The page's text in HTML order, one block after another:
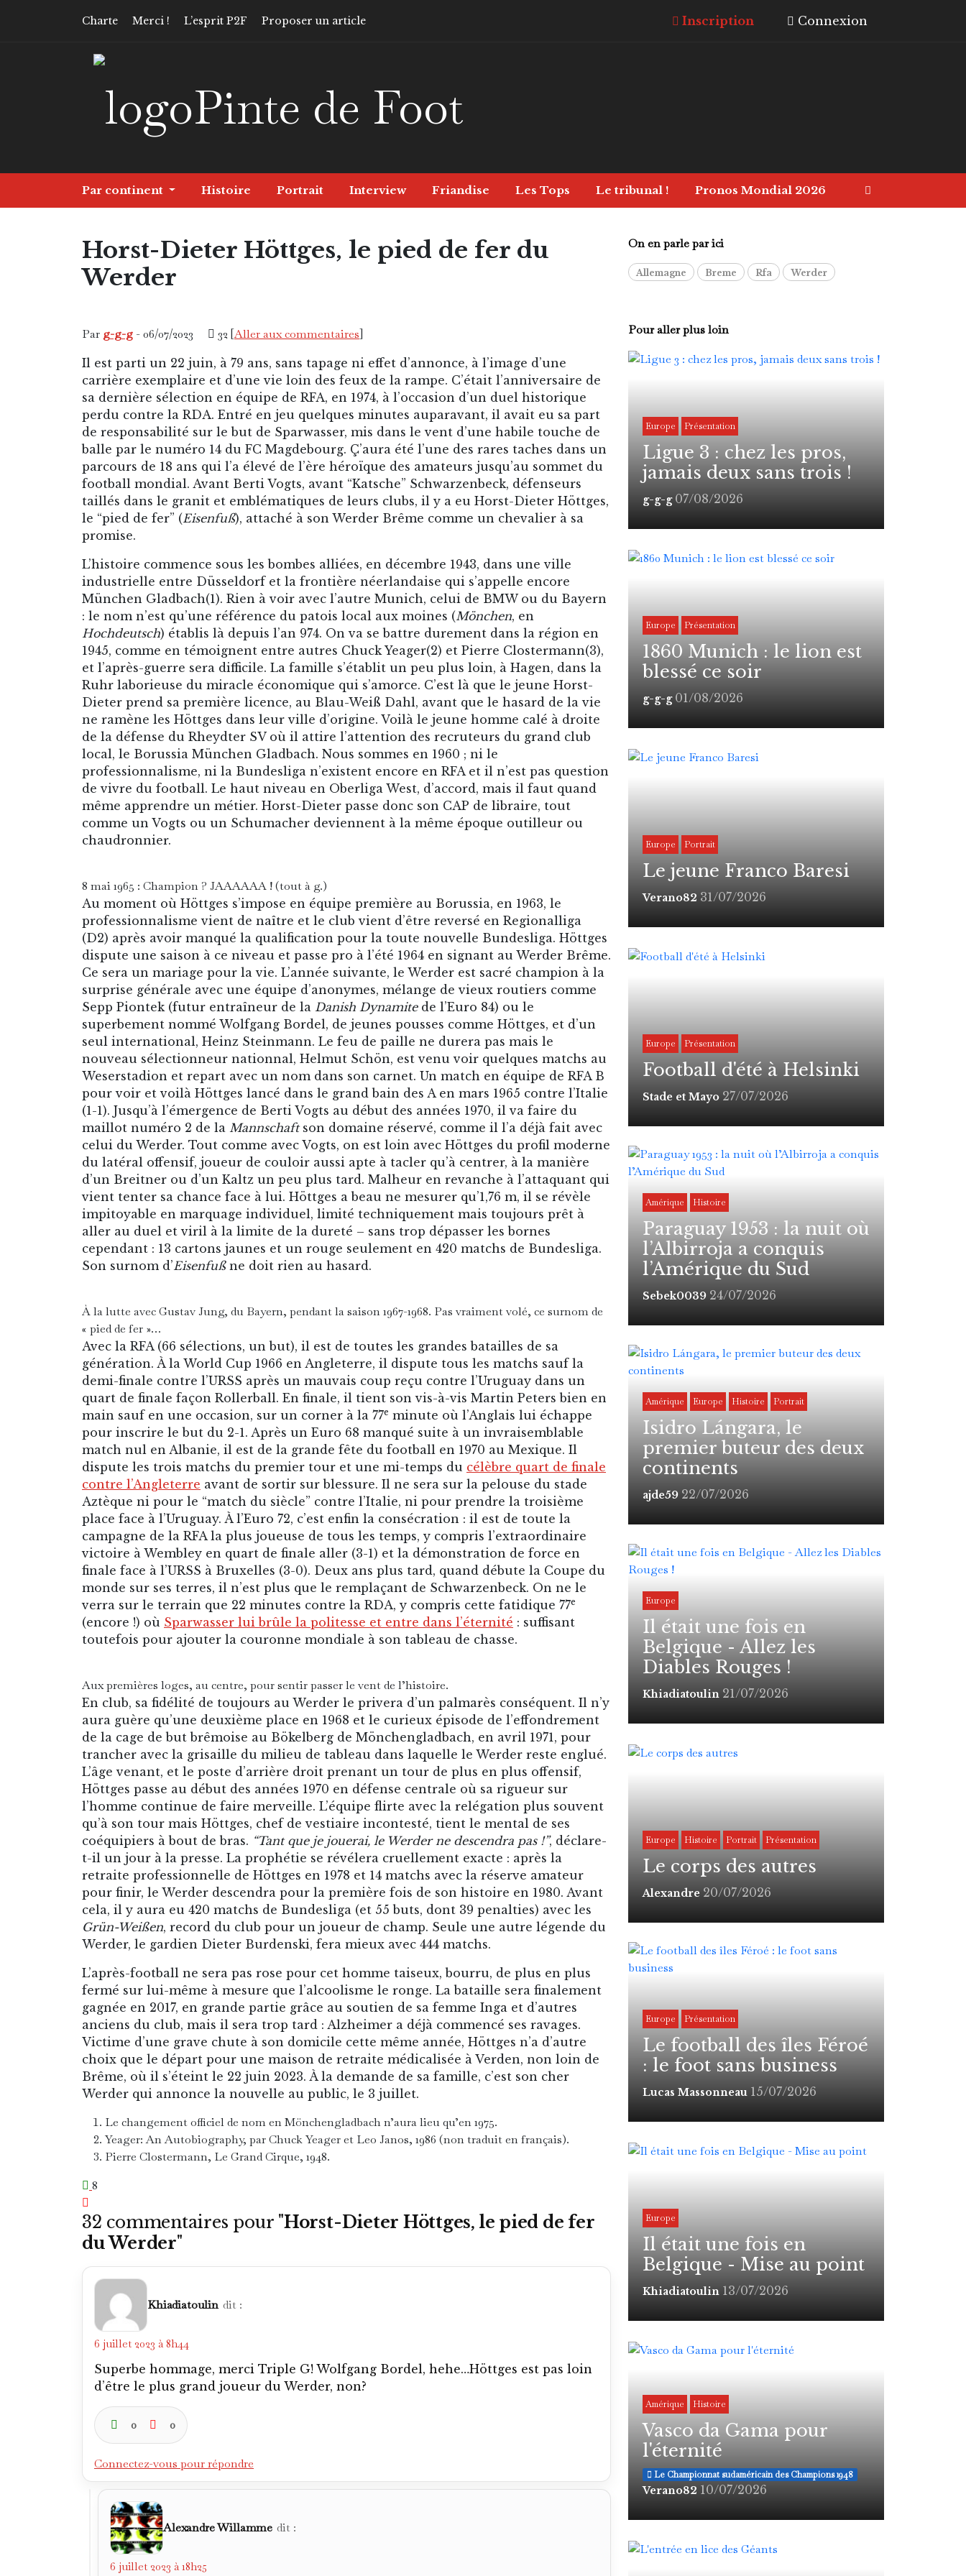
Charte Merci ! L’esprit P2F Proposer un article Inscription Connexion
Pinte de Foot
Par continent Histoire Portrait Interview Friandise Les Tops Le tribunal ! Pronos Mondial 2026
Horst-Dieter Höttges, le pied de fer du
Werder
Europe Histoire
Par g-g-g - 06/07/2023 32 [Aller aux commentaires]
Il est parti un 22 juin, à 79 ans, sans tapage ni effet d’annonce, à l’image d’une
carrière exemplaire et d’une vie loin des feux de la rampe. C’était l’anniversaire de
sa dernière sélection en équipe de RFA, en 1974, à l’occasion d’un duel historique
perdu contre la RDA. Entré en jeu quelques minutes auparavant, il avait eu sa part
de responsabilité sur le but de Sparwasser, mis dans le vent d’une habile touche de
balle par le numéro 14 du FC Magdebourg. Ç’aura été l’une des rares taches dans un
parcours de 18 ans qui l’a élevé de l’ère héroïque des amateurs jusqu’au sommet du
football mondial. Avant Berti Vogts, avant “Katsche” Schwarzenbeck, défenseurs
taillés dans le granit et emblématiques de leurs clubs, il y a eu Horst-Dieter Höttges,
le “pied de fer” (Eisenfuß), attaché à son Werder Brême comme un chevalier à sa
promise.
L’histoire commence sous les bombes alliées, en décembre 1943, dans une ville
industrielle entre Düsseldorf et la frontière néerlandaise qui s’appelle encore
München Gladbach(1). Rien à voir avec l’autre Munich, celui de BMW ou du Bayern
: le nom n’est qu’une référence du patois local aux moines (Mönchen, en
Hochdeutsch) établis là depuis l’an 974. On va se battre durement dans la région en
1945, comme en témoignent entre autres Chuck Yeager(2) et Pierre Clostermann(3),
et l’après-guerre sera difficile. La famille s’établit un peu plus loin, à Hagen, dans la
Ruhr laborieuse du miracle économique qui s’amorce. C’est là que le jeune Horst-
Dieter prend sa première licence, au Blau-Weiß Dahl, avant que le hasard de la vie
ne ramène les Höttges dans leur ville d’origine. Voilà le jeune homme calé à droite
de la défense du Rheydter SV où il attire l’attention des recruteurs du grand club
local, le Borussia München Gladbach. Nous sommes en 1960 ; ni le
professionnalisme, ni la Bundesliga n’existent encore en RFA et il n’est pas question
de vivre du football. Le haut niveau en Oberliga West, d’accord, mais il faut quand
même apprendre un métier. Horst-Dieter passe donc son CAP de libraire, tout
comme un Vogts ou un Schumacher deviennent à la même époque outilleur ou
chaudronnier.
8 mai 1965 : Champion ? JAAAAAA ! (tout à g.)
Au moment où Höttges s’impose en équipe première au Borussia, en 1963, le
professionnalisme vient de naître et le club vient d’être reversé en Regionalliga
(D2) après avoir manqué la qualification pour la toute nouvelle Bundesliga. Höttges
dispute une saison à ce niveau et passe pro à l’été 1964 en signant au Werder Brême.
Ce sera un mariage pour la vie. L’année suivante, le Werder est sacré champion à la
surprise générale avec une équipe d’anonymes, mélange de vieux routiers comme
Sepp Piontek (futur entraîneur de la Danish Dynamitede l’Euro 84) ou le
superbement nommé Wolfgang Bordel, de jeunes pousses comme Höttges, et d’un
seul international, Heinz Steinmann. Le feu de paille ne durera pas mais le
nouveau sélectionneur nationnal, Helmut Schön, est venu voir quelques matchs au
Weserstadion et repart avec un nom dans son carnet. Un match en équipe de RFA B
pour voir et voilà Höttges lancé dans le grand bain des A en mars 1965 contre l’Italie
(1-1). Jusqu’à l’émergence de Berti Vogts au début des années 1970, il va faire du
maillot numéro 2 de la Mannschaft son domaine réservé, comme il l’a déjà fait avec
celui du Werder. Tout comme avec Vogts, on est loin avec Höttges du profil moderne
du latéral offensif, joueur de couloir aussi apte à tacler qu’à centrer, à la manière
d’un Breitner ou d’un Kaltz un peu plus tard. Malheur en revanche à l’attaquant qui
vient tenter sa chance face à lui. Höttges a beau ne mesurer qu’1,76 m, il se révèle
impitoyable en marquage individuel, limité techniquement mais toujours prêt à
aller au duel et viril à la limite de la dureté – sans trop dépasser les bornes
cependant : 13 cartons jaunes et un rouge seulement en 420 matchs de Bundesliga.
Son surnom d’Eisenfußne doit rien au hasard.
À la lutte avec Gustav Jung, du Bayern, pendant la saison 1967-1968. Pas vraiment volé, ce surnom de
« pied de fer »…
Avec la RFA (66 sélections, un but), il est de toutes les grandes batailles de sa
génération. À la World Cup 1966 en Angleterre, il dispute tous les matchs sauf la
demi-finale contre l’URSS après un mauvais coup reçu contre l’Uruguay dans un
quart de finale façon Rollerball. En finale, il tient son vis-à-vis Martin Peters bien en
main sauf en une occasion, sur un corner à la 77e minute où l’Anglais lui échappe
pour inscrire le but du 2-1. Après un Euro 68 manqué suite à un invraisemblable
match nul en Albanie, il est de la grande fête du football en 1970 au Mexique. Il
dispute les trois matchs du premier tour et une mi-temps du célèbre quart de finale
contre l’Angleterre avant de sortir sur blessure. Il ne sera sur la pelouse du stade
Aztèque ni pour le “match du siècle” contre l’Italie, ni pour prendre la troisième
place face à l’Uruguay. À l’Euro 72, c’est enfin la consécration : il est de toute la
campagne de la RFA la plus joueuse de tous les temps, y compris l’extraordinaire
victoire à Wembley en quart de finale aller (3-1) et la démonstration de force en
finale face à l’URSS à Bruxelles (3-0). Deux ans plus tard, quand débute la Coupe du
monde sur ses terres, il n’est plus que le remplaçant de Schwarzenbeck. On ne le
verra sur le terrain que 22 minutes contre la RDA, y compris cette fatidique 77e
(encore !) où Sparwasser lui brûle la politesse et entre dans l’éternité : suffisant
toutefois pour ajouter la couronne mondiale à son tableau de chasse.
Aux premières loges, au centre, pour sentir passer le vent de l’histoire.
En club, sa fidélité de toujours au Werder le privera d’un palmarès conséquent. Il n’y
aura guère qu’une deuxième place en 1968 et le curieux épisode de l’effondrement
de la cage de but brêmoise au Bökelberg de Mönchengladbach, en avril 1971, pour
trancher avec la grisaille du milieu de tableau dans laquelle le Werder reste englué.
L’âge venant, et le poste d’arrière droit prenant un tour de plus en plus offensif,
Höttges passe au début des années 1970 en défense centrale où sa rigueur sur
l’homme continue de faire merveille. L’équipe flirte avec la relégation plus souvent
qu’à son tour mais Höttges, chef de vestiaire incontesté, tient le mental de ses
coéquipiers à bout de bras. “Tant que je jouerai, le Werder ne descendra pas !”, déclare-
t-il un jour à la presse. La prophétie se révélera cruellement exacte : après la
retraite professionnelle de Höttges en 1978 et 14 matchs avec la réserve amateur
pour finir, le Werder descendra pour la première fois de son histoire en 1980. Avant
cela, il y aura eu 420 matchs de Bundesliga (et 55 buts, dont 39 penalties) avec les
Grün-Weißen, record du club pour un joueur de champ. Seule une autre légende du
Werder, le gardien Dieter Burdenski, fera mieux avec 444 matchs.
L’après-football ne sera pas rose pour cet homme taiseux, bourru, de plus en plus
fermé sur lui-même à mesure que l’alcoolisme le ronge. La bataille sera finalement
gagnée en 2017, en grande partie grâce au soutien de sa femme Inga et d’autres
anciens du club, mais il sera trop tard : Alzheimer a déjà commencé ses ravages.
Victime d’une grave chute à son domicile cette même année, Höttges n’a d’autre
choix que le départ pour une maison de retraite médicalisée à Verden, non loin de
Brême, où il s’éteint le 22 juin 2023. À la demande de sa famille, c’est son cher
Werder qui annonce la nouvelle au public, le 3 juillet.
Le changement officiel de nom en Mönchengladbach n’aura lieu qu’en 1975.
Yeager: An Autobiography, par Chuck Yeager et Leo Janos, 1986 (non traduit en français).
Pierre Clostermann, Le Grand Cirque, 1948.
8
32 commentaires pour "Horst-Dieter Höttges, le pied de fer
du Werder"
Khiadiatoulin dit :
6 juillet 2023 à 8h44
Superbe hommage, merci Triple G! Wolfgang Bordel, hehe…Höttges est pas loin
d’être le plus grand joueur du Werder, non?
0 0
Connectez-vous pour répondre
Alexandre Willamme dit :
6 juillet 2023 à 18h25
On en parle par ici
Allemagne Breme Rfa Werder
Pour aller plus loin
Europe Présentation
Ligue 3 : chez les pros,
jamais deux sans trois !
g-g-g 07/08/2026
Europe Présentation
1860 Munich : le lion est
blessé ce soir
g-g-g 01/08/2026
Europe Portrait
Le jeune Franco Baresi
Verano82 31/07/2026
Europe Présentation
Football d'été à Helsinki
Stade et Mayo 27/07/2026
Amérique Histoire
Paraguay 1953 : la nuit où
l’Albirroja a conquis
l’Amérique du Sud
Sebek0039 24/07/2026
Amérique Europe Histoire Portrait
Isidro Lángara, le
premier buteur des deux
continents
ajde59 22/07/2026
Europe
Il était une fois en
Belgique - Allez les
Diables Rouges !
Khiadiatoulin 21/07/2026
Europe Histoire Portrait Présentation
Le corps des autres
Alexandre 20/07/2026
Europe Présentation
Le football des îles Féroé
: le foot sans business
Lucas Massonneau 15/07/2026
Europe
Il était une fois en
Belgique - Mise au point
Khiadiatoulin 13/07/2026
Amérique Histoire
Vasco da Gama pour
l'éternité
Le Championnat sudaméricain des Champions 1948
Verano82 10/07/2026